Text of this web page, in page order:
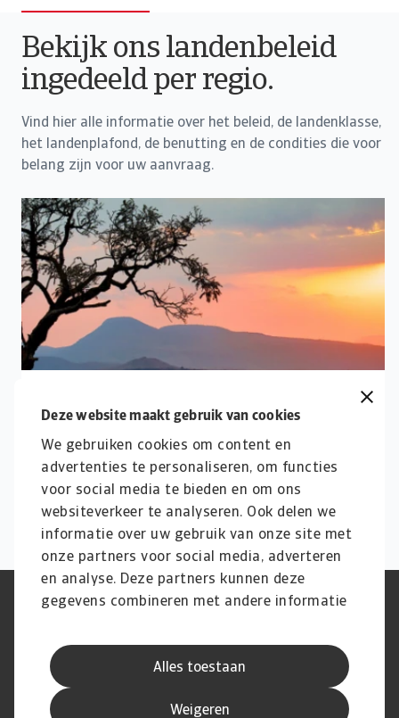
Deze website maakt gebruik van cookies
We gebruiken cookies om content en
advertenties te personaliseren, om functies
voor social media te bieden en om ons
websiteverkeer te analyseren. Ook delen we
informatie over uw gebruik van onze site met
onze partners voor social media, adverteren
en analyse. Deze partners kunnen deze
gegevens combineren met andere informatie
verzameld op basis van uw gebruik van hun
services.
Alles toestaan
Weigeren
Bekijk ons landenbeleid
ingedeeld per regio.
Vind hier alle informatie over het beleid, de landenklasse,
het landenplafond, de benutting en de condities die voor
belang zijn voor uw aanvraag.
Ontdek Atradius DSB's dekkingsbeleid voor
landen in Afrika en krijg essentiële inzichten voor
exporteurs in deze regio.
Phishing en Security
Privacyverklaring
Juridische informatie
Supplier information